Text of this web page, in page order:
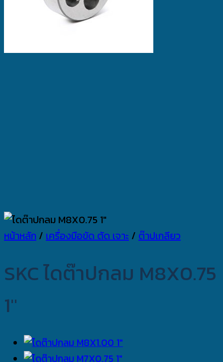
หน้าหลัก / เครื่องมือขัด ตัด เจาะ / ต๊าปเกลียว
SKC ไดต๊าปกลม M8X0.75
1″